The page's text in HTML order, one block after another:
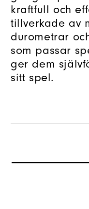
kraftfull och
tillverkade av
durometrar
som passar
ger dem
sitt spel.